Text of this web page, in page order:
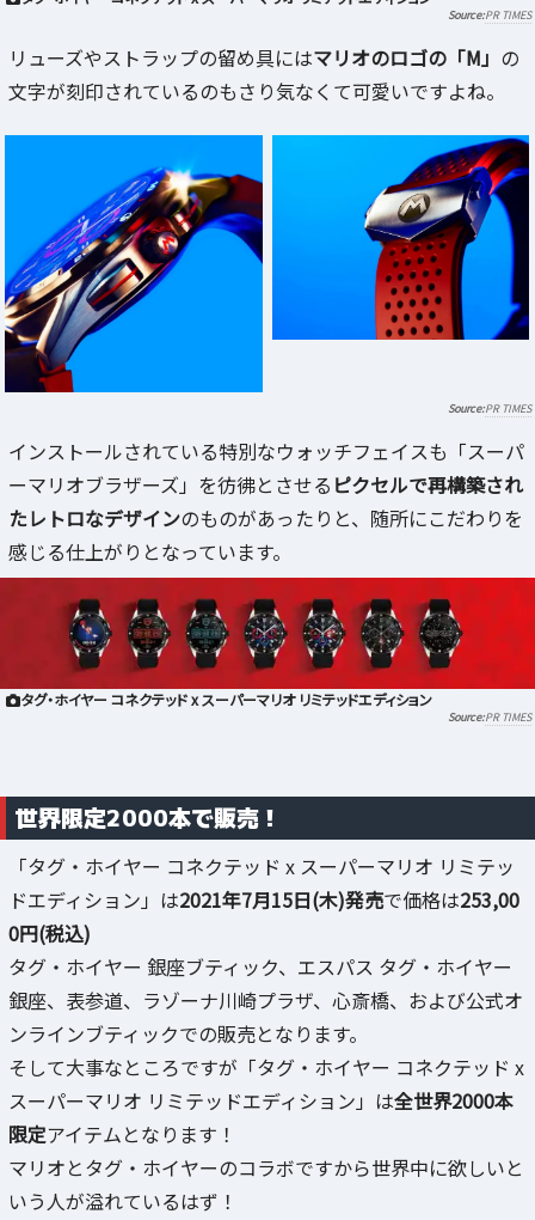
PR TIMES
リューズやストラップの留め具にはマリオのロゴの「M」 の
文字が刻印されているのもさり気なくて可愛いですよね。
PR TIMES
インストールされている特別なウォッチフェイスも「スーパ
ーマリオブラザーズ」を彷彿とさせる ピクセルで再構築され
たレトロなデザインのものがあったりと、随所にこだわりを
感じる仕上がりとなっています。
タグ・ホイヤー コネクテッド x スーパーマリオ リミテッドエディション
PR TIMES
世界限定2000本で販売！
「タグ・ホイヤー コネクテッド x スーパーマリオ リミテッ
ドエディション」は2021年7月15日(木)発売で価格は253,00
0円(税込)
タグ・ホイヤー 銀座ブティック、エスパス タグ・ホイヤー
銀座、表参道、ラゾーナ川崎プラザ、心斎橋、および公式オ
ンラインブティックでの販売となります。
そして大事なところですが「タグ・ホイヤー コネクテッド x
スーパーマリオ リミテッドエディション」は全世界2000本
限定アイテムとなります！
マリオとタグ・ホイヤーのコラボですから世界中に欲しいと
いう人が溢れているはず！